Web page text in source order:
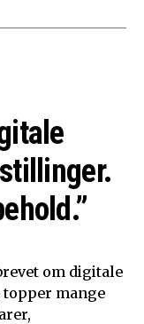
om digitale
mange